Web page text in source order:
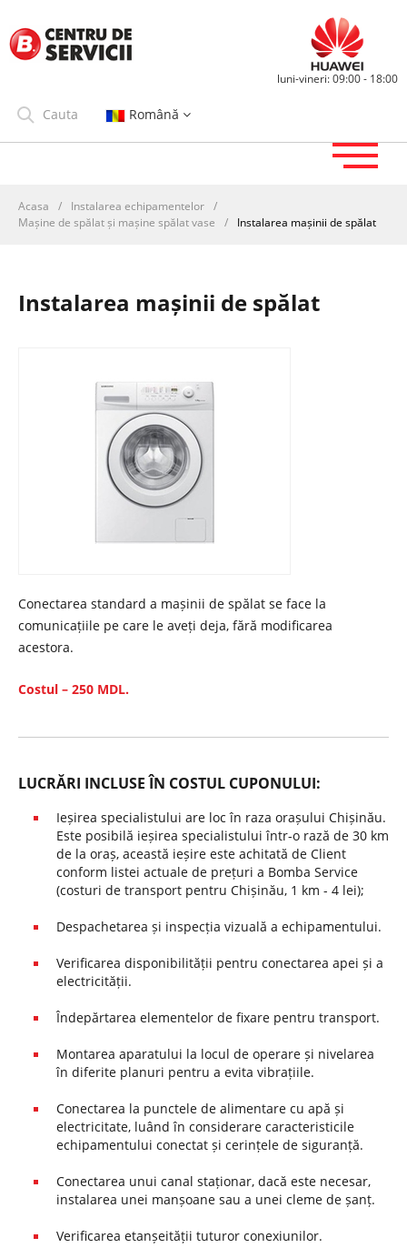
luni-vineri: 09:00 - 18:00
Română
Acasa / Instalarea echipamentelor /
Mașine de spălat și mașine spălat vase
/ Instalarea mașinii de spălat
Instalarea mașinii de spălat
Conectarea standard a mașinii de spălat se face la
comunicațiile pe care le aveți deja, fără modificarea
acestora.
Costul – 250 MDL.
LUCRĂRI INCLUSE ÎN COSTUL CUPONULUI:
Ieșirea specialistului are loc în raza orașului Chișinău.
Este posibilă ieșirea specialistului într-o rază de 30 km
de la oraș, această ieșire este achitată de Client
conform listei actuale de prețuri a Bomba Service
(costuri de transport pentru Chișinău, 1 km - 4 lei);
Despachetarea și inspecția vizuală a echipamentului.
Verificarea disponibilității pentru conectarea apei și a
electricității.
Îndepărtarea elementelor de fixare pentru transport.
Montarea aparatului la locul de operare și nivelarea
în diferite planuri pentru a evita vibrațiile.
Conectarea la punctele de alimentare cu apă și
electricitate, luând în considerare caracteristicile
echipamentului conectat și cerințele de siguranță.
Conectarea unui canal staționar, dacă este necesar,
instalarea unei manșoane sau a unei cleme de șanț.
Verificarea etanșeității tuturor conexiunilor.